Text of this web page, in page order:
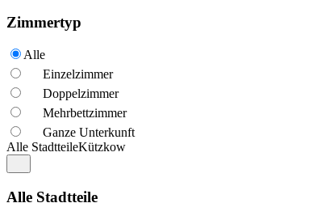
Zimmertyp
Alle
Einzelzimmer
Doppelzimmer
Mehrbettzimmer
Ganze Unterkunft
Alle StadtteileKützkow
Alle Stadtteile